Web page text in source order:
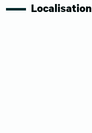
Localisation